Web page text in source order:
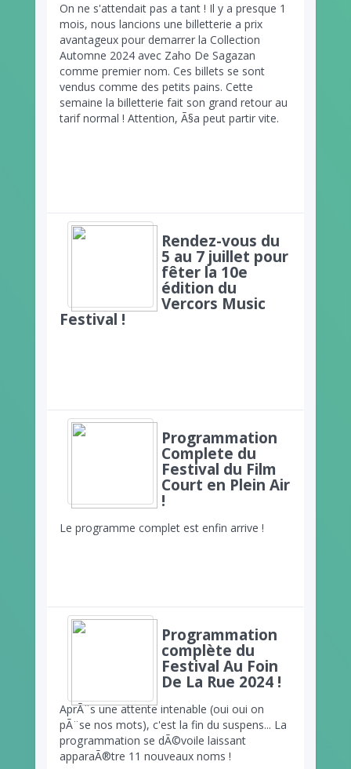
On ne s'attendait pas a tant ! Il y a presque 1
mois, nous lancions une billetterie a prix
avantageux pour demarrer la Collection
Automne 2024 avec Zaho De Sagazan
comme premier nom. Ces billets se sont
vendus comme des petits pains. Cette
semaine la billetterie fait son grand retour au
tarif normal ! Attention, Ã§a peut partir vite.
Rendez-vous du
5 au 7 juillet pour
fêter la 10e
édition du
Vercors Music
Festival !
Programmation
Complete du
Festival du Film
Court en Plein Air
!
Le programme complet est enfin arrive !
Programmation
complète du
Festival Au Foin
De La Rue 2024 !
AprÃ¨s une attente intenable (oui oui on
pÃ¨se nos mots), c'est la fin du suspens... La
programmation se dÃ©voile laissant
apparaÃ®tre 11 nouveaux noms !